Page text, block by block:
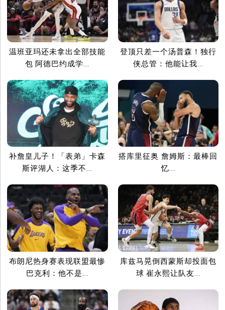
温班亚玛还未拿出全部技能
包 阿德巴约成学...
登顶只差一个汤普森！独行
侠总管：他能让我...
补詹皇儿子！「表弟」卡森
斯评湖人：这季不...
搭库里征奥 詹姆斯：最棒回
忆...
布朗尼热身赛表现联盟最惨
巴克利：他不是...
库兹马晃倒西蒙斯却投面包
球 崔永熙让队友...